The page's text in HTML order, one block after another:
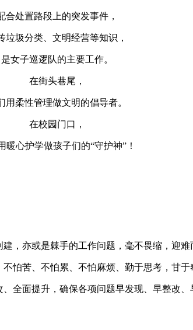
合处置路段上的突发事件，
垃圾分类、文明经营等知识，
是女子巡逻队的主要工作。
在街头巷尾，
用柔性管理做文明的倡导者。
在校园门口，
暖心护学做孩子们的“守护神”！
，亦或是棘手的工作问题，毫不畏缩，迎难
怕苦、不怕累、不怕麻烦、勤于思考，甘于
全面提升，确保各项问题早发现、早整改、